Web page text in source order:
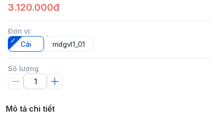
3.120.000đ
Đơn vị:
Cái
mdgvl1_01
Số lượng
Mô tả chi tiết